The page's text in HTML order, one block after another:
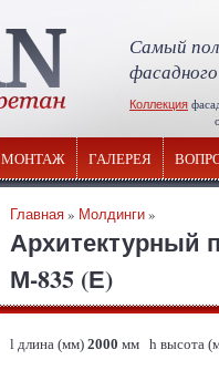
Самый
Коллекция
МОНТАЖ ГАЛЕРЕЯ
Главная» Молдинги»
Архитектурный
М-835 (Е)
l длина (мм) 2000 мм h высота